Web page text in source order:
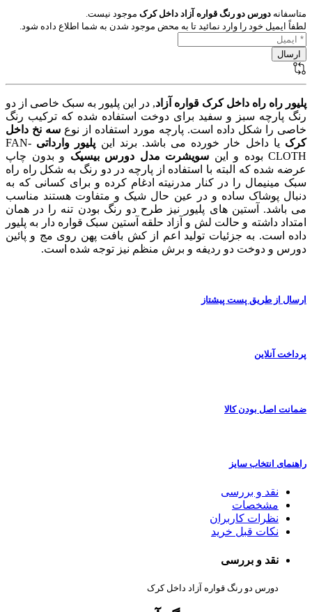
متاسفانه دورس دو رنگ قواره آزاد داخل کرک موجود نیست.
لطفاً ایمیل خود را وارد نمائید تا به محض موجود شدن به شما اطلاع داده شود.
پلیور راه راه داخل کرک قواره آزاد, در این پلیور به سبک خاصی از دو
رنگ پارچه سبز و سفید برای دوخت استفاده شده که ترکیب رنگ
خاصی را شکل داده است. پارچه مورد استفاده از نوع سه نخ داخل
کرک یا داخل خار خورده می باشد. برند این پلیور وارداتی FAN-
CLOTH بوده و این
سویشرت مدل دورس بیسیک و بدون چاپ
عرضه شده که البته با استفاده از پارچه در دو رنگ به شکل راه راه
سبک مینیمال را در کنار مدرنیته ادغام کرده و برای کسانی که به
دنبال پوشاک ساده و در عین حال شیک و متفاوت هستند مناسب
می باشد. آستین های پلیور نیز طرح دو رنگ بودن تنه را در همان
امتداد داشته و حالت لش و آزاد حلقه آستین سبک قواره دار به پلیور
داده است. به جزئیات تولید اعم از کش بافت پهن روی مج و پائین
دورس و دوخت دو ردیفه و برش منظم نیز توجه شده است.
ارسال از طریق پست پیشتاز
پرداخت آنلاین
ضمانت اصل بودن کالا
راهنمای انتخاب سایز
نقد و بررسی
مشخصات
نظرات کاربران
نکات قبل خرید
نقد و بررسی
دورس دو رنگ قواره آزاد داخل کرک